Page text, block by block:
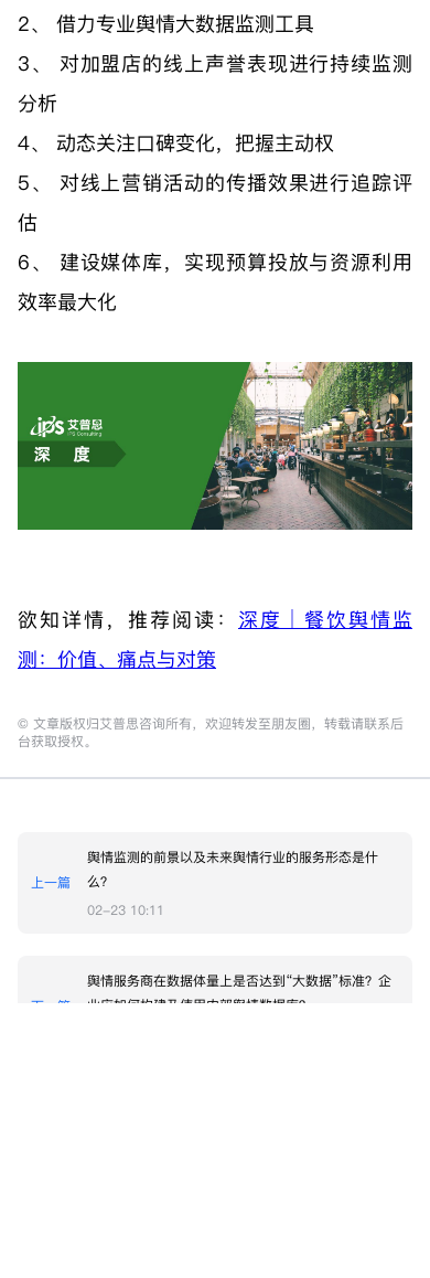
2、 借力专业舆情大数据监测工具
3、 对加盟店的线上声誉表现进行持续监测
分析
4、 动态关注口碑变化，把握主动权
5、 对线上营销活动的传播效果进行追踪评
估
6、 建设媒体库，实现预算投放与资源利用
效率最大化
欲知详情，推荐阅读： 深度｜餐饮舆情监
测：价值、痛点与对策
© 文章版权归艾普思咨询所有，欢迎转发至朋友圈，转载请联系后
台获取授权。
上一篇
舆情监测的前景以及未来舆情行业的服务形态是什
么？
02-23 10:11
下一篇
舆情服务商在数据体量上是否达到“大数据”标准？企
业应如何构建及使用内部舆情数据库？